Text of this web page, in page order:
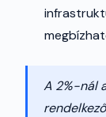
A 2%-nál